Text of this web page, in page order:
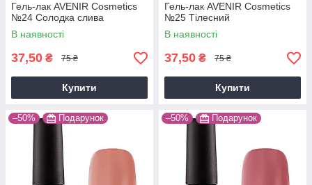
Гель-лак AVENIR Cosmetics
№24 Солодка слива
В наявності
37,50 ₴ 75 ₴
Купити
Гель-лак AVENIR Cosmetics
№25 Тілесний
В наявності
37,50 ₴ 75 ₴
Купити
–50% Подарунок –50% Подарунок